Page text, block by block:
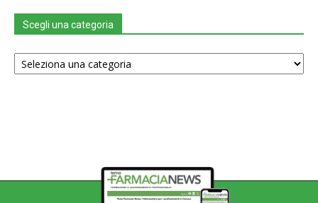
Scegli una categoria
Scegli
una